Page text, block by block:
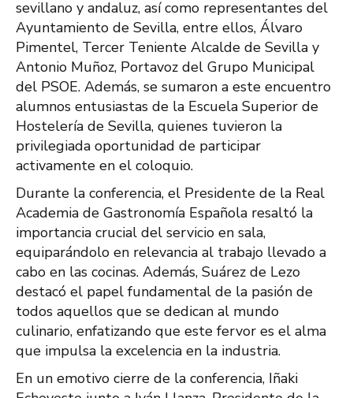
sevillano y andaluz, así como representantes del
Ayuntamiento de Sevilla, entre ellos, Álvaro
Pimentel, Tercer Teniente Alcalde de Sevilla y
Antonio Muñoz, Portavoz del Grupo Municipal
del PSOE. Además, se sumaron a este encuentro
alumnos entusiastas de la Escuela Superior de
Hostelería de Sevilla, quienes tuvieron la
privilegiada oportunidad de participar
activamente en el coloquio.
Durante la conferencia, el Presidente de la Real
Academia de Gastronomía Española resaltó la
importancia crucial del servicio en sala,
equiparándolo en relevancia al trabajo llevado a
cabo en las cocinas. Además, Suárez de Lezo
destacó el papel fundamental de la pasión de
todos aquellos que se dedican al mundo
culinario, enfatizando que este fervor es el alma
que impulsa la excelencia en la industria.
En un emotivo cierre de la conferencia, Iñaki